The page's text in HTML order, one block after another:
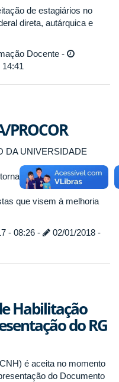
de estagiários no
direta, autárquica e
Docente -
14:41
PROCOR
DA UNIVERSIDADE
público que está
que visem à melhoria
- 08:26 -
02/01/2018 -
Habilitação
do RG
é aceita no momento
do Documento